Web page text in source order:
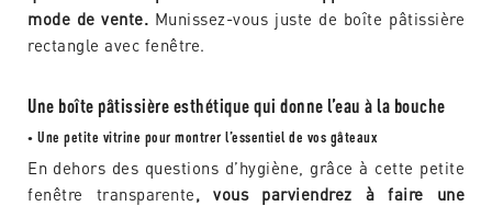
mode de vente. Munissez-vous juste de boîte pâtissière
rectangle avec fenêtre.
Une boîte pâtissière esthétique qui donne l’eau à la bouche
• Une petite vitrine pour montrer l’essentiel de vos gâteaux
En dehors des questions d’hygiène, grâce à cette petite
fenêtre transparente, vous parviendrez à faire une